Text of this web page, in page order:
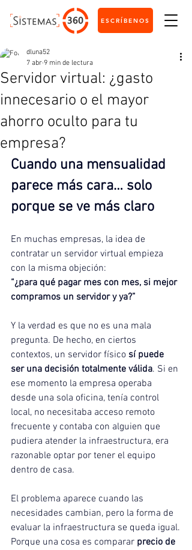
ESCRÍBENOS
Servidor virtual: ¿gasto
innecesario o el mayor
ahorro oculto para tu
empresa?
dluna52
7 abr 9 min de lectura
Cuando una mensualidad
parece más cara… solo
porque se ve más claro
En muchas empresas, la idea de
contratar un servidor virtual empieza
con la misma objeción:
“¿para qué pagar mes con mes, si mejor
compramos un servidor y ya?”
Y la verdad es que no es una mala
pregunta. De hecho, en ciertos
contextos, un servidor físico sí puede
ser una decisión totalmente válida. Si en
ese momento la empresa operaba
desde una sola oficina, tenía control
local, no necesitaba acceso remoto
frecuente y contaba con alguien que
pudiera atender la infraestructura, era
razonable optar por tener el equipo
dentro de casa.
El problema aparece cuando las
necesidades cambian, pero la forma de
evaluar la infraestructura se queda igual.
Porque una cosa es comparar precio de